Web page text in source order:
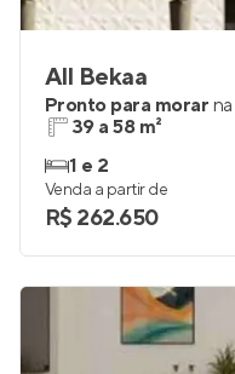
All Bekaa
Pronto para morar na
39 a 58 m²
1 e 2
Venda a partir de
R$ 262.650